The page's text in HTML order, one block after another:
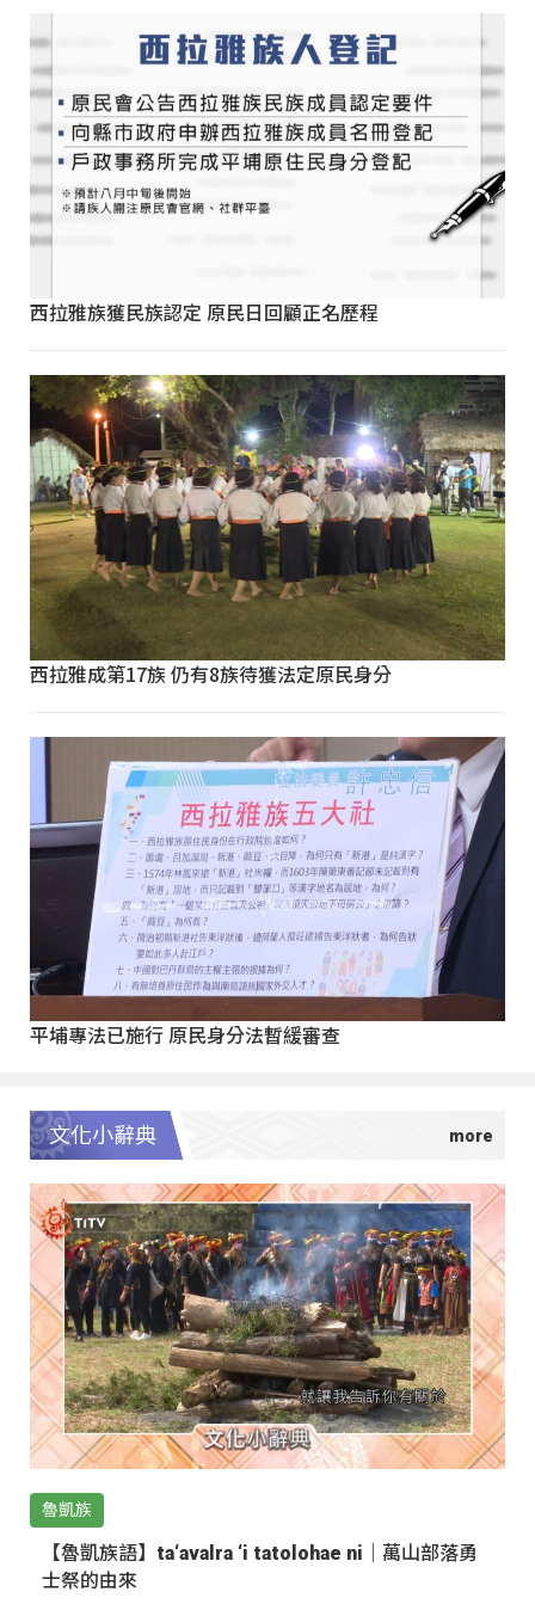
西拉雅族獲民族認定 原民日回顧正名歷程
西拉雅成第17族 仍有8族待獲法定原民身分
平埔專法已施行 原民身分法暫緩審查
文化小辭典
魯凱族
【魯凱族語】ta‘avalra ‘i tatolohae ni｜萬山部落勇
士祭的由來